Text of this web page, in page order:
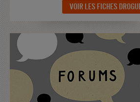
VOIR LES FICHES